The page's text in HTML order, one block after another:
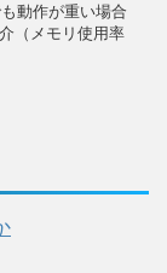
動作が重い場合
（メモリ使用率